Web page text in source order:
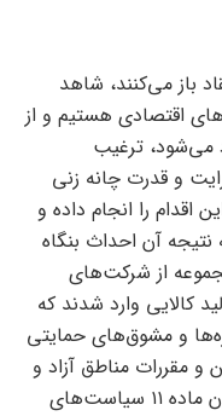
باز می‌کنند، شاهد
اقتصادی هستیم و از
می‌شود، ترغیب
و قدرت چانه زنی
اقدام را انجام داده و
نتیجه آن احداث بنگاه
از شرکت‌های
کالایی وارد شدند که
و مشوق‌های حمایتی
و مقررات مناطق آزاد و
در راستای اجرای اسناد بالادستی همچون ماده ۱۱ سیاست‌های